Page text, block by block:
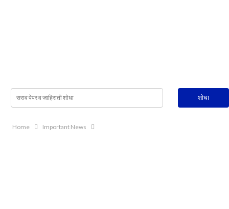
Home Important News